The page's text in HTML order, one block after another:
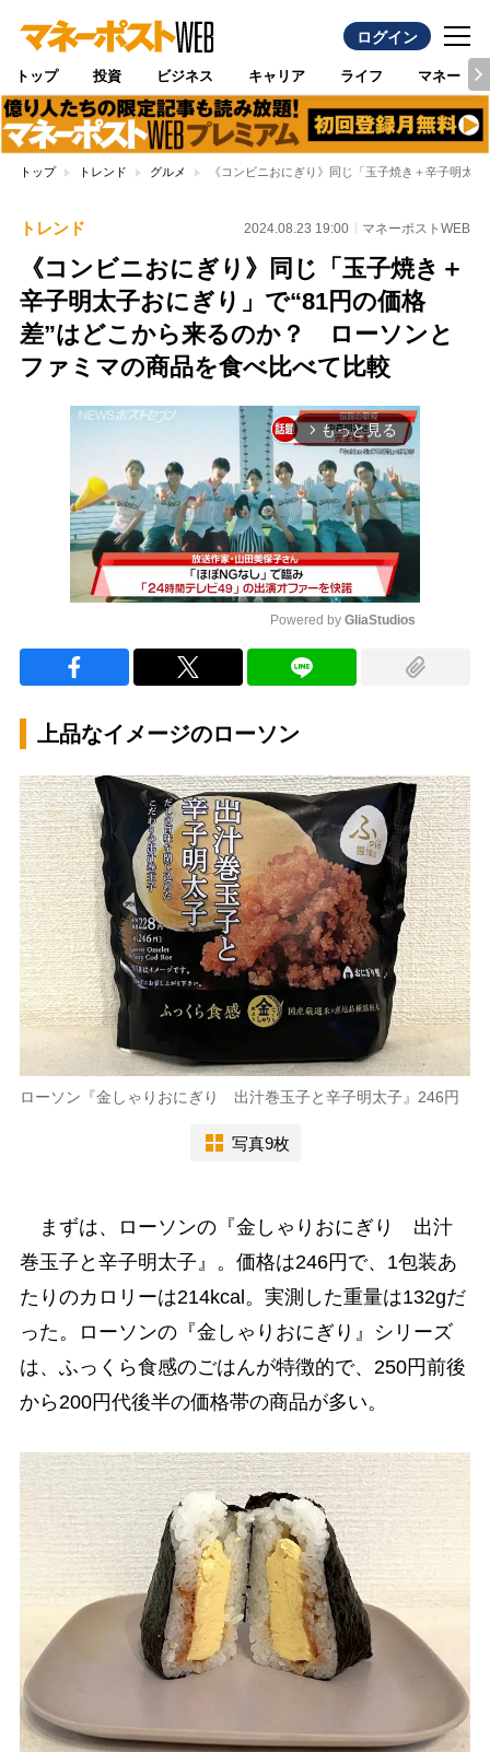
ログイン
トップ 投資 ビジネス キャリア ライフ マネー
トップ トレンド グルメ 《コンビニおにぎり》同じ「玉子焼き＋辛子明太
トレンド 2024.08.23 19:00 マネーポストWEB
《コンビニおにぎり》同じ「玉子焼き＋
辛子明太子おにぎり」で“81円の価格
差”はどこから来るのか？ ローソンと
ファミマの商品を食べ比べて比較
arrow_forward_ios もっと見る
Powered by GliaStudios
上品なイメージのローソン
ローソン『金しゃりおにぎり 出汁巻玉子と辛子明太子』246円
写真9枚
まずは、ローソンの『金しゃりおにぎり 出汁
巻玉子と辛子明太子』。価格は246円で、1包装あ
たりのカロリーは214kcal。実測した重量は132gだ
った。ローソンの『金しゃりおにぎり』シリーズ
は、ふっくら食感のごはんが特徴的で、250円前後
から200円代後半の価格帯の商品が多い。